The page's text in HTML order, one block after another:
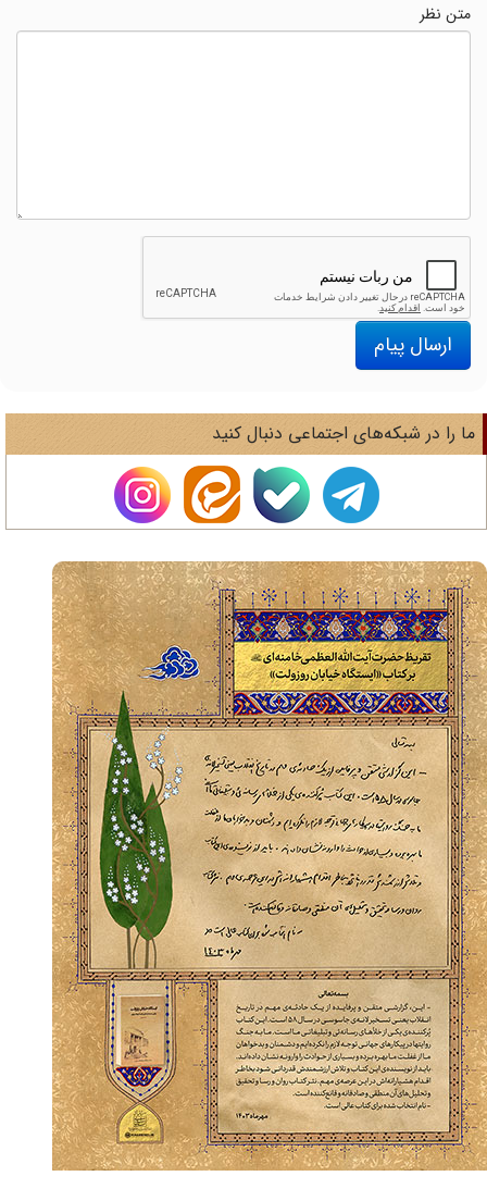
متن نظر
ارسال پیام
را در شبکه‌های اجتماعی دنبال کنید